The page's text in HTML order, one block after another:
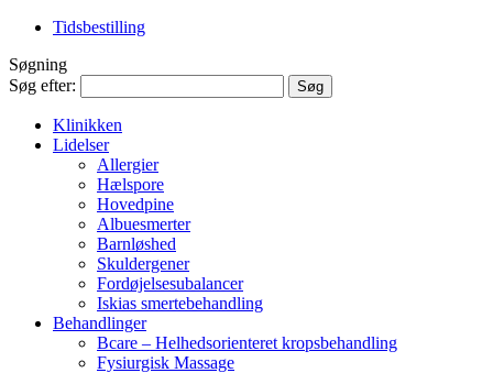
Tidsbestilling
Søgning
Søg efter:
Klinikken
Lidelser
Allergier
Hælspore
Hovedpine
Albuesmerter
Barnløshed
Skuldergener
Fordøjelsesubalancer
Iskias smertebehandling
Behandlinger
Bcare – Helhedsorienteret kropsbehandling
Fysiurgisk Massage